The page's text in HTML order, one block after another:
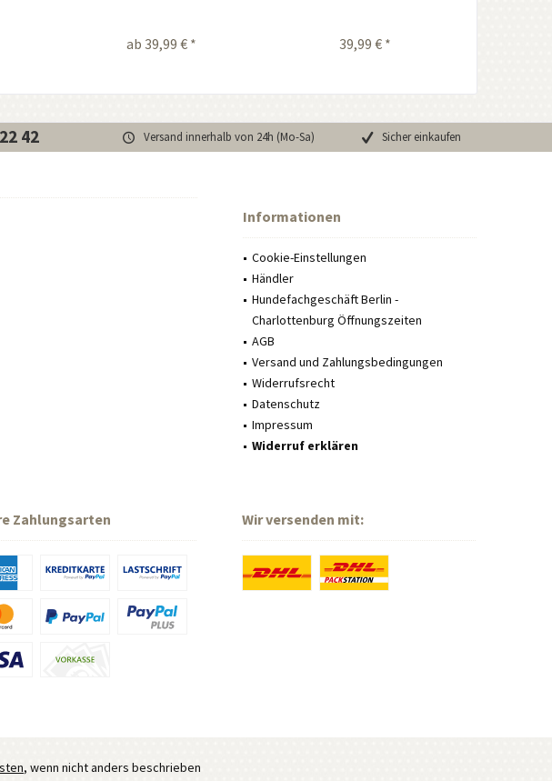
ab 39,99 € * 39,99 € *
42 Versand innerhalb von 24h (Mo-Sa) Sicher einkaufen
Informationen
Cookie-Einstellungen
Händler
Hundefachgeschäft Berlin -
Charlottenburg Öffnungszeiten
AGB
Versand und Zahlungsbedingungen
Widerrufsrecht
Datenschutz
Impressum
Widerruf erklären
Zahlungsarten Wir versenden mit:
, wenn nicht anders beschrieben